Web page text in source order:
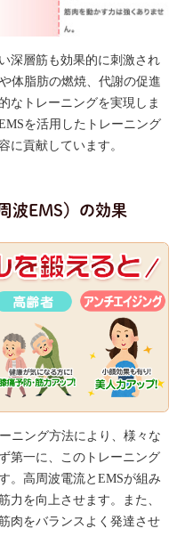
深層筋も効果的に刺激され
体脂肪の燃焼、代謝の促進
なトレーニングを実現しま
を活用したトレーニング
に貢献しています。
波EMS）の効果
ニング方法により、様々な
第一に、このトレーニング
。高周波電流とEMSが組み
力を向上させます。また、
肉をバランスよく発達させ